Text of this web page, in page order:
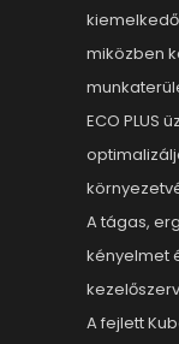
miközben
ECO PLUS
A tágas,
kényelmet
A fejlett